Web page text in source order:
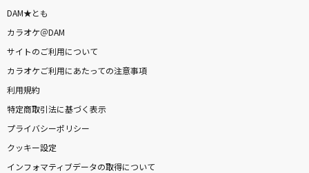
DAM★とも
カラオケ＠DAM
サイトのご利用について
カラオケご利用にあたっての注意事項
利用規約
特定商取引法に基づく表示
プライバシーポリシー
クッキー設定
インフォマティブデータの取得について